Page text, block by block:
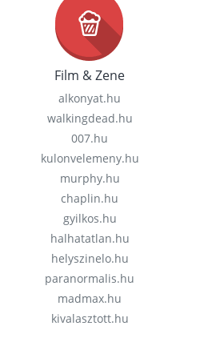
Film & Zene
alkonyat.hu
walkingdead.hu
007.hu
kulonvelemeny.hu
murphy.hu
chaplin.hu
gyilkos.hu
halhatatlan.hu
helyszinelo.hu
paranormalis.hu
madmax.hu
kivalasztott.hu